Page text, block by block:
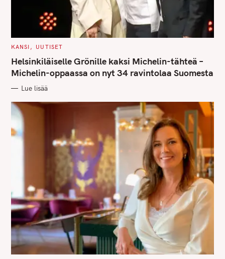
C
T
E
G
O
I
S
KANSI UUTISET
Helsinkiläiselle Grönille kaksi Michelin-tähteä –
Michelin-oppaassa on nyt 34 ravintolaa Suomesta
Lue lisää